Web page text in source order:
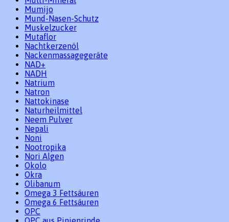
Mumijo
Mund-Nasen-Schutz
Muskelzucker
Mutaflor
Nachtkerzenöl
Nackenmassagegeräte
NAD+
NADH
Natrium
Natron
Nattokinase
Naturheilmittel
Neem Pulver
Nepali
Noni
Nootropika
Nori Algen
Okolo
Okra
Olibanum
Omega 3 Fettsäuren
Omega 6 Fettsäuren
OPC